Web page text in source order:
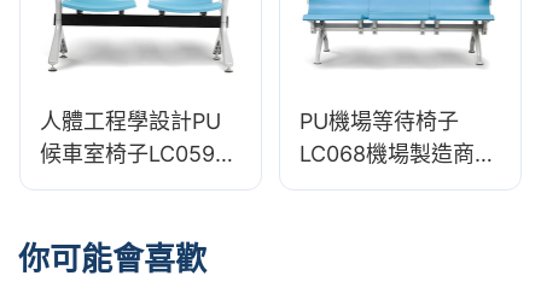
人體工程學設計PU
候車室椅子LC059機
場OEM製造商Hewei
PU機場等待椅子
LC068機場製造商
Hewei的舒適人體工
你可能會喜歡